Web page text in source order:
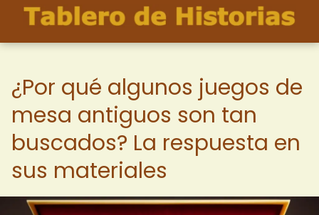
¿Por qué algunos juegos de
mesa antiguos son tan
buscados? La respuesta en
sus materiales